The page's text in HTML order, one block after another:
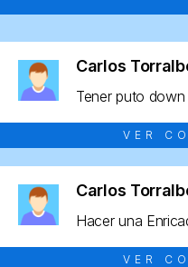
Carlos
Tener puto down
VER
Carlos
Hacer una
VER